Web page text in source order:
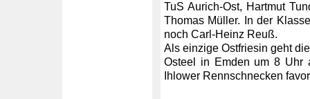
TuS Aurich-Ost, Hartmut
Thomas Müller. In der
noch Carl-Heinz Reuß.
Als einzige Ostfriesin geht
Osteel in Emden um 8 Uhr
Ihlower Rennschnecken